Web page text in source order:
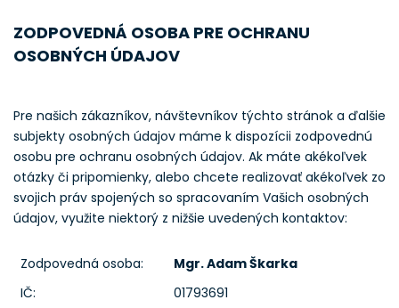
ZODPOVEDNÁ OSOBA PRE OCHRANU
OSOBNÝCH ÚDAJOV
Pre našich zákazníkov, návštevníkov týchto stránok a ďalšie
subjekty osobných údajov máme k dispozícii zodpovednú
osobu pre ochranu osobných údajov. Ak máte akékoľvek
otázky či pripomienky, alebo chcete realizovať akékoľvek zo
svojich práv spojených so spracovaním Vašich osobných
údajov, využite niektorý z nižšie uvedených kontaktov:
Zodpovedná osoba:
Mgr. Adam Škarka
IČ:
01793691